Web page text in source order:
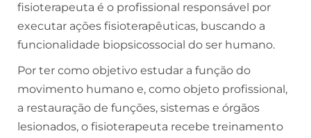
fisioterapeuta é o profissional responsável por
executar ações fisioterapêuticas, buscando a
funcionalidade biopsicossocial do ser humano.
Por ter como objetivo estudar a função do
movimento humano e, como objeto profissional,
a restauração de funções, sistemas e órgãos
lesionados, o fisioterapeuta recebe treinamento